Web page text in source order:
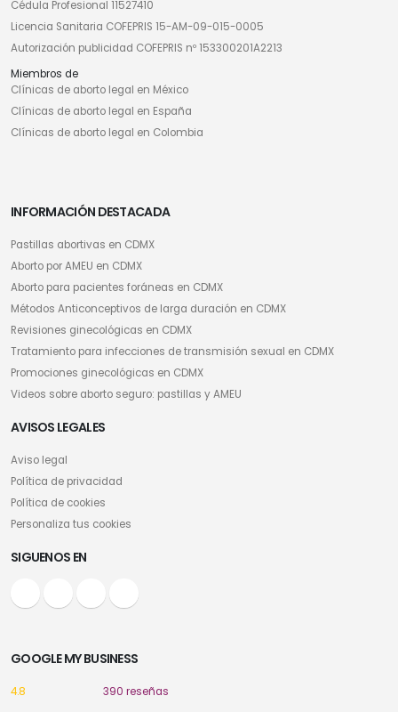
Cédula Profesional 11527410
Licencia Sanitaria COFEPRIS 15-AM-09-015-0005
Autorización publicidad COFEPRIS nº 153300201A2213
Miembros de
Clínicas de aborto legal en México
Clínicas de aborto legal en España
Clínicas de aborto legal en Colombia
INFORMACIÓN DESTACADA
Pastillas abortivas en CDMX
Aborto por AMEU en CDMX
Aborto para pacientes foráneas en CDMX
Métodos Anticonceptivos de larga duración en CDMX
Revisiones ginecológicas en CDMX
Tratamiento para infecciones de transmisión sexual en CDMX
Promociones ginecológicas en CDMX
Videos sobre aborto seguro: pastillas y AMEU
AVISOS LEGALES
Aviso legal
Política de privacidad
Política de cookies
Personaliza tus cookies
SIGUENOS EN
GOOGLE MY BUSINESS
4.8 390 reseñas